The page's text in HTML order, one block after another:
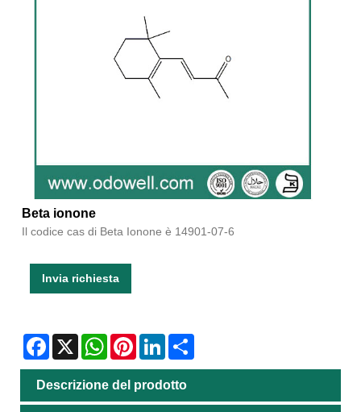
Beta ionone
Il codice cas di Beta Ionone è 14901-07-6
Invia richiesta
Facebook
X WhatsAppPinterestLinkedIn
Descrizione del prodotto